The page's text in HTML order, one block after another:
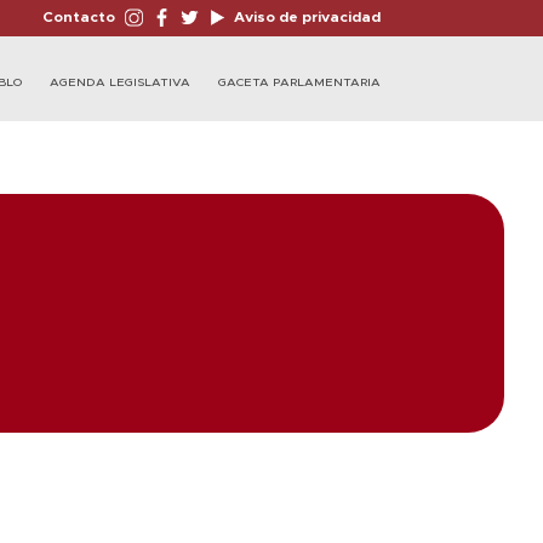
Contacto Aviso de privacidad
AGENDA LEGISLATIVA GACETA PARLAMENTARIA